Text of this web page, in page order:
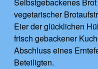
Selbstgebackenes
vegetarischer
Eier der glücklichen
frisch gebackener
Abschluss eines
Beteiligten.